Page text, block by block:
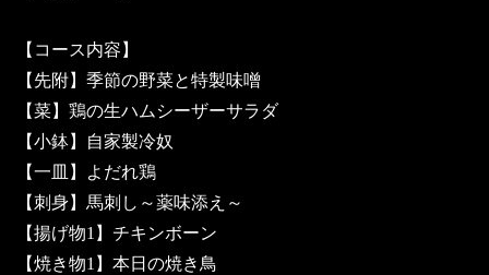
【コース内容】
【先附】季節の野菜と特製味噌
【菜】鶏の生ハムシーザーサラダ
【小鉢】自家製冷奴
【一皿】よだれ鶏
【刺身】馬刺し～薬味添え～
【揚げ物1】チキンボーン
【焼き物1】本日の焼き鳥